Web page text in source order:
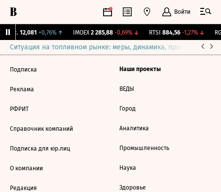
Войти
12,081 +0,76%↑ IMOEX 2 285,88 -0,69%↓ RTSI 884,56 -1,27%↓
Ситуация на топливном рынке: меры, динамика, прогнозы
Подписка
Реклама
РФРИТ
Справочник компаний
Подписка для юр.лиц
О компании
Редакция
Наши проекты
ВЕДЫ
Город
Аналитика
Промышленность
Наука
Здоровье